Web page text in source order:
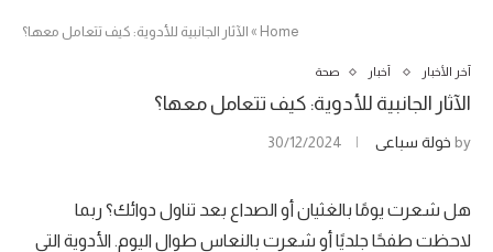
Home
» الآثار الجانبية للأدوية: كيف تتعامل معها؟
آخر الأخبار أخبار صحة
الآثار الجانبية للأدوية: كيف تتعامل معها؟
by خولة سباعي 30/12/2024
هل شعرت يومًا بالغثيان أو الصداع بعد تناول دوائك؟ ربما
لاحظت طفحًا جلديًا أو شعرت بالنعاس طوال اليوم. الأدوية التي